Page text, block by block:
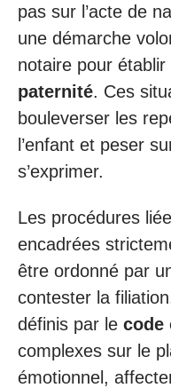
pas sur l’acte de
une démarche
notaire pour établir
paternité. Ces
bouleverser les
l’enfant et peser
s’exprimer.
Les procédures
encadrées
être ordonné par
contester la
définis par le code
complexes sur le
émotionnel,